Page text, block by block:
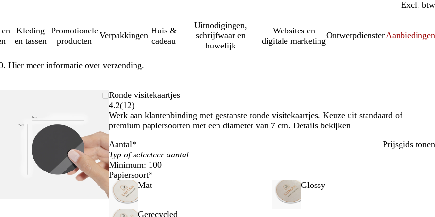
Incl. btw
Excl. btw
Kleding
en tassen
Promotionele
producten
Verpakkingen
Huis &
cadeau
Uitnodigingen,
schrijfwaar en
huwelijk
Websites en
digitale marketing
OntwerpdienstenAanbiedingen
Hier meer informatie over verzending.
te
vouwen
mintoetsen
zoomen
en
pijltjestoetsen
Ronde visitekaartjes
4.2(12Lees
12
klantbeoordelingen
)
Werk aan klantenbinding met gestanste ronde visitekaartjes. Keuze uit standaard of
premium papiersoorten met een diameter van 7 cm. Details bekijken
Aantal* Prijsgids tonen
Minimum: 100
Papiersoort*
Mat
Glossy
Gerecycled